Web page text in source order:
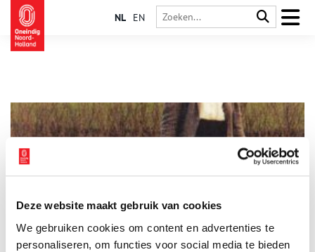
Deze website maakt gebruik van cookies
We gebruiken cookies om content en advertenties te
personaliseren, om functies voor social media te bieden
NL EN
Amsterdam telt ruim 750.000 inwoners, waarvan maar liefst 11
procent van Turkse afkomst is. Deze bevolkingsgroep is in de